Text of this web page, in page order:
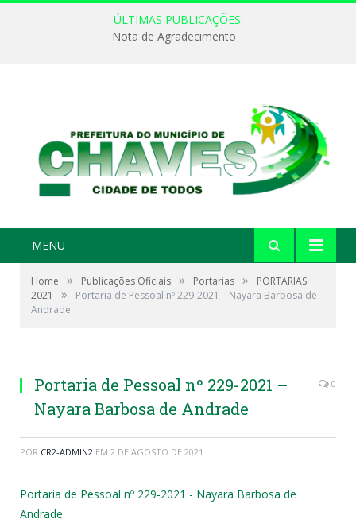
ÚLTIMAS PUBLICAÇÕES:
Nota de Agradecimento
MENU
Home » Publicações Oficiais » Portarias »
PORTARIAS
2021
»
Portaria de Pessoal nº 229-2021 – Nayara Barbosa de
Andrade
Portaria de Pessoal nº 229-2021 –
Nayara Barbosa de Andrade
0
POR CR2-ADMIN2 EM 2 DE AGOSTO DE 2021
Portaria de Pessoal nº 229-2021 - Nayara Barbosa de
Andrade